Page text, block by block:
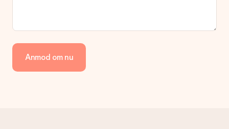
Vi tilbyder følgende betalingsmetoder: Dankort, Paypal,
kreditkort, faktura via Klarna eller bankoverførsel. I tilfælde af
manuel betaling overførsel, skal du tage højde for en ekstra 3
Anmod om nu